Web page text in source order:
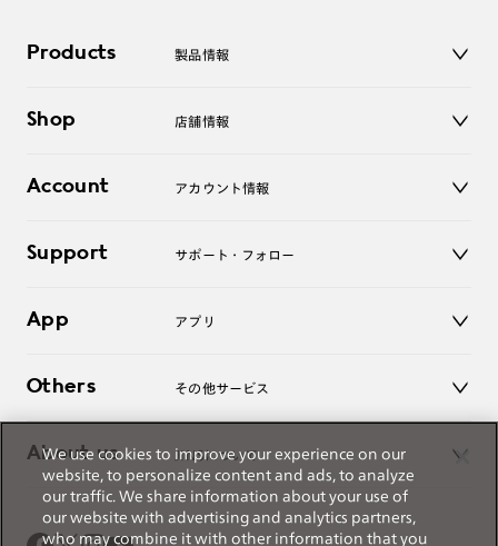
Products 製品情報
サングラス
コンタクトレンズ
アクセサリー
Shop 店舗情報
オンラインショップ
Account アカウント情報
ログアウト
Support サポート・フォロー
よくあるご質問
お問い合わせ
App アプリ
Others その他サービス
レンズ交換
オンラインギフト
価格案内
About us JINSについて
Magnify Life
会社概要
We use cookies to improve your experience on our
website, to personalize content and ads, to analyze
our traffic. We share information about your use of
our website with advertising and analytics partners,
who may combine it with other information that you